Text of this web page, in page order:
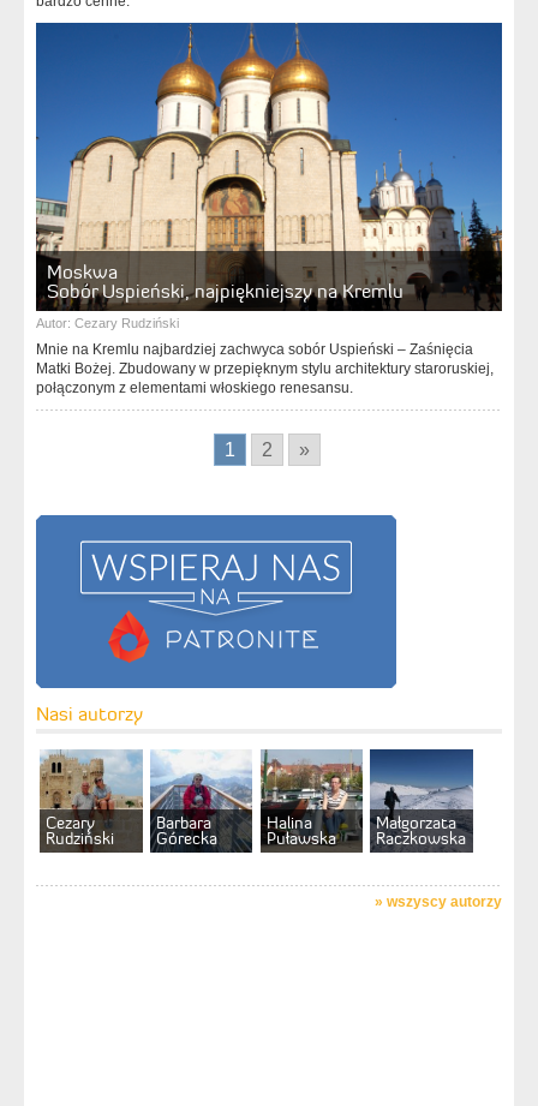
Moskwa
Sobór Uspieński, najpiękniejszy na Kremlu
Autor: Cezary Rudziński
Mnie na Kremlu najbardziej zachwyca sobór Uspieński – Zaśnięcia
Matki Bożej. Zbudowany w przepięknym stylu architektury staroruskiej,
połączonym z elementami włoskiego renesansu.
1 2 »
Nasi autorzy
Cezary
Rudziński
Barbara
Górecka
Halina
Puławska
Małgorzata
Raczkowska
» wszyscy autorzy